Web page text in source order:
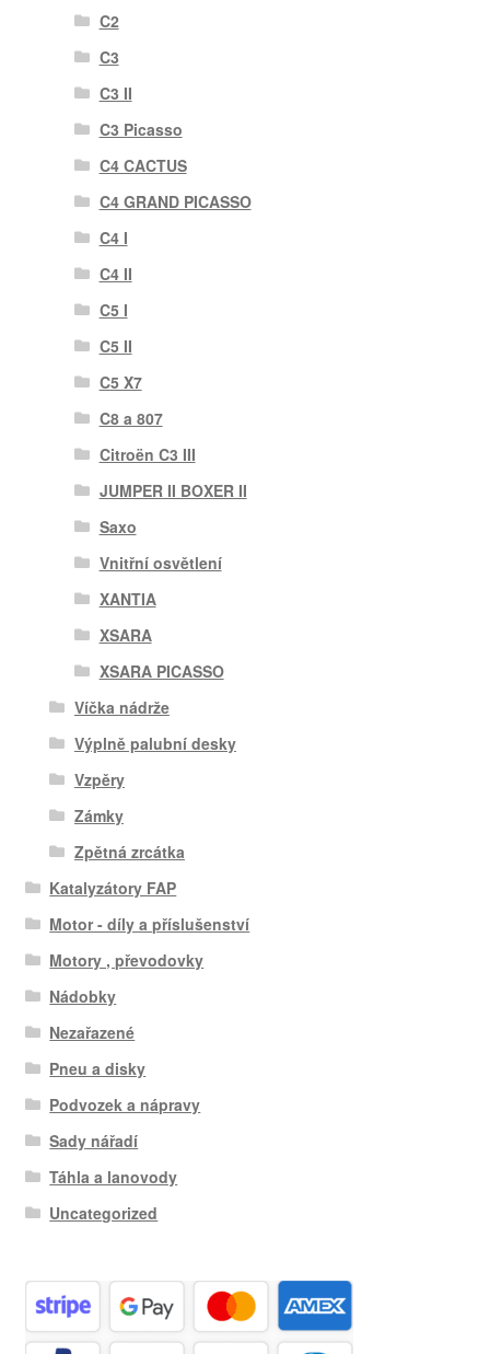
C2
C3
C3 II
C3 Picasso
C4 CACTUS
C4 GRAND PICASSO
C4 I
C4 II
C5 I
C5 II
C5 X7
C8 a 807
Citroën C3 III
JUMPER II BOXER II
Saxo
Vnitřní osvětlení
XANTIA
XSARA
XSARA PICASSO
Víčka nádrže
Výplně palubní desky
Vzpěry
Zámky
Zpětná zrcátka
Katalyzátory FAP
Motor - díly a příslušenství
Motory , převodovky
Nádobky
Nezařazené
Pneu a disky
Podvozek a nápravy
Sady nářadí
Táhla a lanovody
Uncategorized